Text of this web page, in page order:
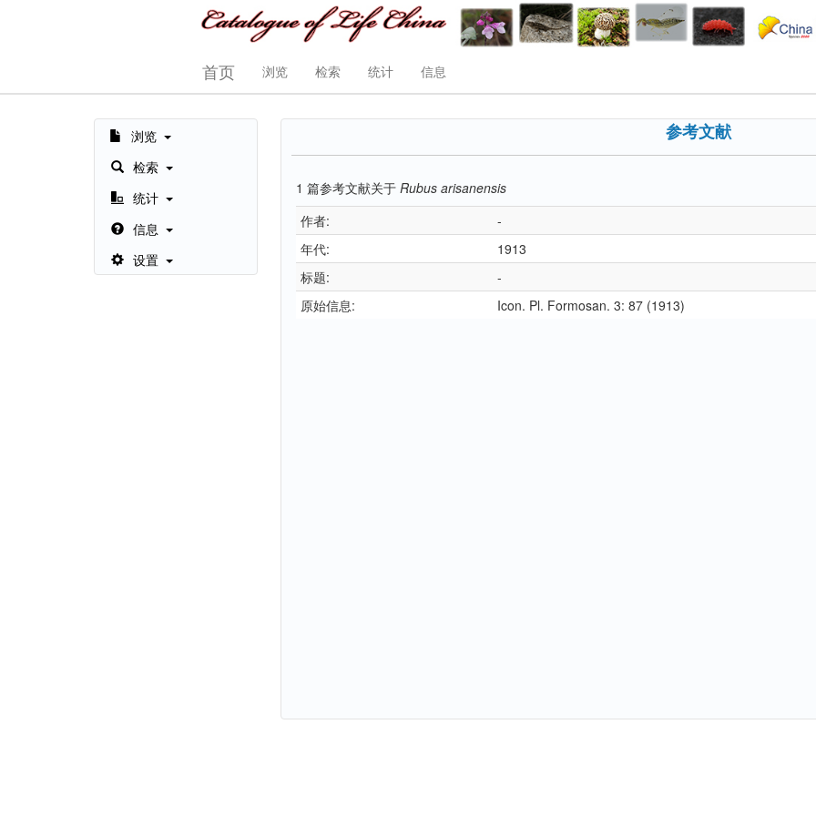
首页 浏览 检索 统计 信息
浏览
检索
统计
信息
设置
参考文献
1 篇参考文献关于 Rubus arisanensis
作者:
-
年代:
1913
标题:
-
原始信息:
Icon. Pl. Formosan. 3: 87 (1913)